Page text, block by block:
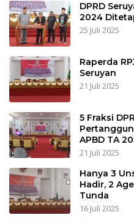
DPRD
2024
25 Juli 2025
Raperda
Seruyan
21 Juli 2025
5 Fraksi
APBD TA
21 Juli 2025
Hanya 3
Hadir, 2
Tunda
16 Juli 2025